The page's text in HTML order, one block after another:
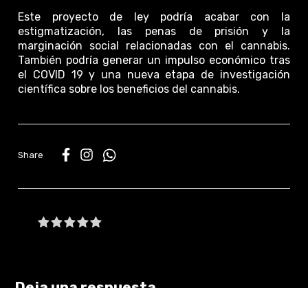
Este proyecto de ley podría acabar con la
estigmatización, las penas de prisión y la
marginación social relacionadas con el cannabis.
También podría generar un impulso económico tras
el COVID 19 y una nueva etapa de investigación
científica sobre los beneficios del cannabis.